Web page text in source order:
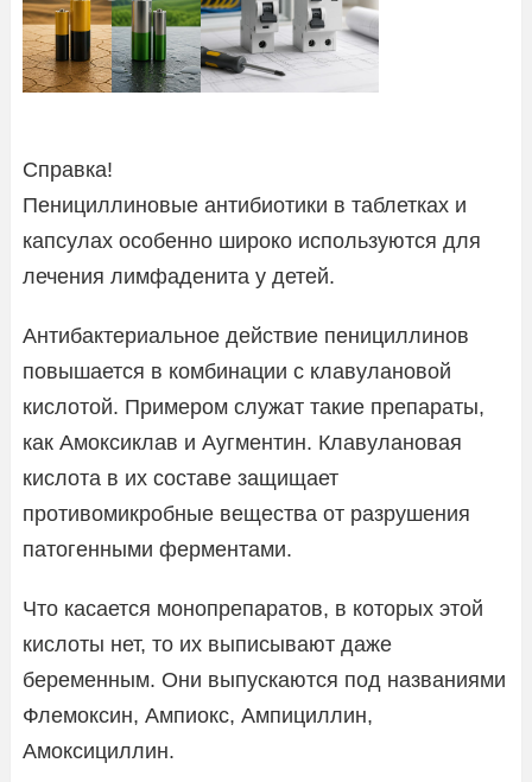
Справка!
Пенициллиновые антибиотики в таблетках и
капсулах особенно широко используются для
лечения лимфаденита у детей.
Антибактериальное действие пенициллинов
повышается в комбинации с клавулановой
кислотой. Примером служат такие препараты,
как Амоксиклав и Аугментин. Клавулановая
кислота в их составе защищает
противомикробные вещества от разрушения
патогенными ферментами.
Что касается монопрепаратов, в которых этой
кислоты нет, то их выписывают даже
беременным. Они выпускаются под названиями
Флемоксин, Ампиокс, Ампициллин,
Амоксициллин.